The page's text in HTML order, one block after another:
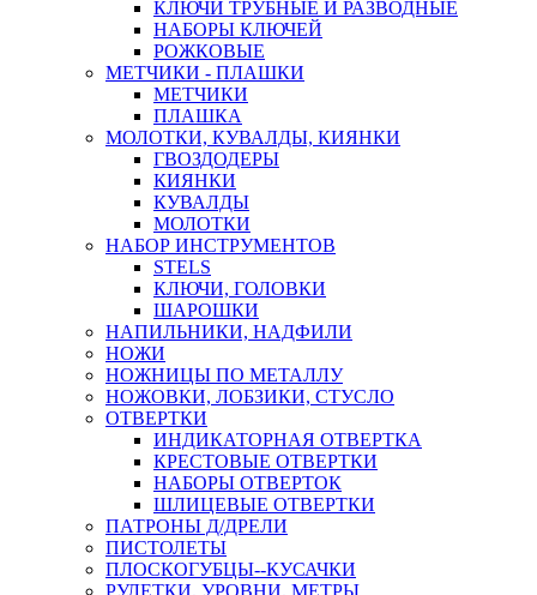
КЛЮЧИ ТРУБНЫЕ И РАЗВОДНЫЕ
НАБОРЫ КЛЮЧЕЙ
РОЖКОВЫЕ
МЕТЧИКИ - ПЛАШКИ
МЕТЧИКИ
ПЛАШКА
МОЛОТКИ, КУВАЛДЫ, КИЯНКИ
ГВОЗДОДЕРЫ
КИЯНКИ
КУВАЛДЫ
МОЛОТКИ
НАБОР ИНСТРУМЕНТОВ
STELS
КЛЮЧИ, ГОЛОВКИ
ШАРОШКИ
НАПИЛЬНИКИ, НАДФИЛИ
НОЖИ
НОЖНИЦЫ ПО МЕТАЛЛУ
НОЖОВКИ, ЛОБЗИКИ, СТУСЛО
ОТВЕРТКИ
ИНДИКАТОРНАЯ ОТВЕРТКА
КРЕСТОВЫЕ ОТВЕРТКИ
НАБОРЫ ОТВЕРТОК
ШЛИЦЕВЫЕ ОТВЕРТКИ
ПАТРОНЫ Д/ДРЕЛИ
ПИСТОЛЕТЫ
ПЛОСКОГУБЦЫ--КУСАЧКИ
РУЛЕТКИ, УРОВНИ, МЕТРЫ